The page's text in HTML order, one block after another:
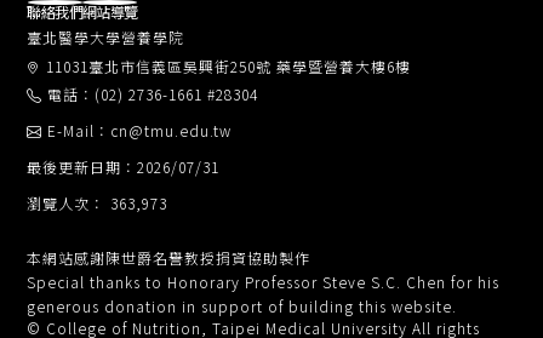
臺北醫學大學營養學院
11031臺北市信義區吳興街250號 藥學暨營養大樓6樓
電話：(02) 2736-1661 #28304
瀏覽人次： 363,973
E-Mail：cn@tmu.edu.tw
最後更新日期：2026/07/31
聯絡我們網站導覽
本網站感謝陳世爵名譽教授捐資協助製作
Special thanks to Honorary Professor Steve S.C. Chen for his
generous donation in support of building this website.
© College of Nutrition, Taipei Medical University All rights